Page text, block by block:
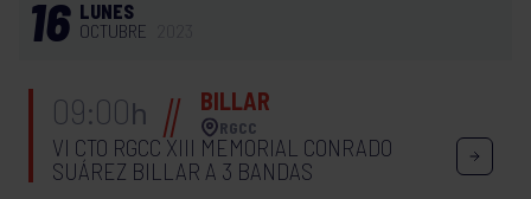
16 LUNES
OCTUBRE
09:00h BILLAR
RGCC
VI CTO RGCC XIII MEMORIAL CONRADO
SUÁREZ BILLAR A 3 BANDAS